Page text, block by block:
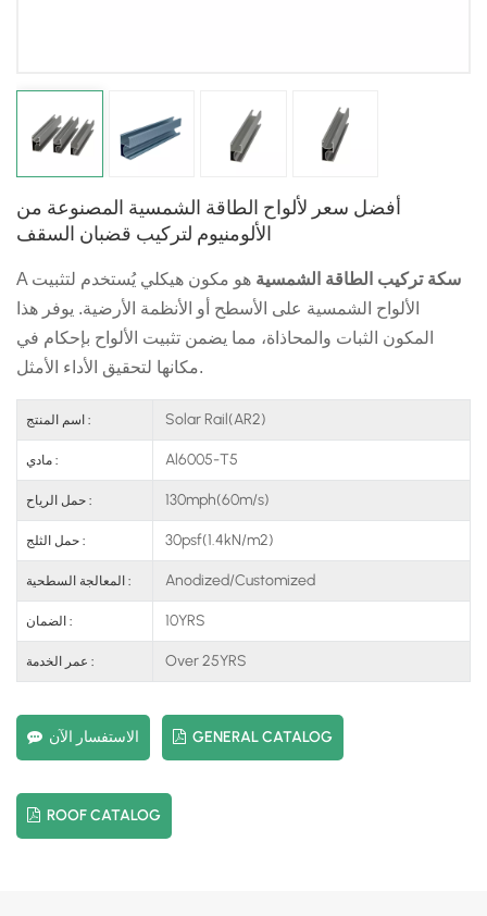
أفضل سعر لألواح الطاقة الشمسية المصنوعة من
الألومنيوم لتركيب قضبان السقف
A سكة تركيب الطاقة الشمسية هو مكون هيكلي يُستخدم لتثبيت
الألواح الشمسية على الأسطح أو الأنظمة الأرضية. يوفر هذا
المكون الثبات والمحاذاة، مما يضمن تثبيت الألواح بإحكام في
مكانها لتحقيق الأداء الأمثل.
اسم المنتج : Solar Rail(AR2)
مادي : Al6005-T5
حمل الرياح : 130mph(60m/s)
حمل الثلج : 30psf(1.4kN/m2)
المعالجة السطحية : Anodized/Customized
الضمان : 10YRS
عمر الخدمة : Over 25YRS
الاستفسار الآن GENERAL CATALOG
ROOF CATALOG